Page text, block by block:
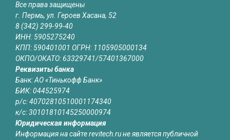
Все права защищены
г. Пермь, ул. Героев Хасана, 52
8 (342) 299-99-40
ИНН: 5905275240
КПП: 590401001 ОГРН: 1105905000134
ОКПО/ОКАТО: 63329741/57401367000
Реквизиты банка
Банк: АО «Тинькофф Банк»
БИК: 044525974
р/с: 40702810510001174340
к/с: 30101810145250000974
Юридическая информация
Информация на сайте revitech.ru не является публичной